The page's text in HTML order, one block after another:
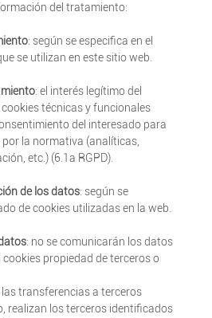
del tratamiento:
: según se especifica en el
se utilizan en este sitio web.
: el interés legítimo del
técnicas y funcionales
del interesado para
la normativa (analíticas,
etc.) (6.1a RGPD).
de los datos: según se
de cookies utilizadas en la web.
: no se comunicarán los datos
propiedad de terceros o
transferencias a terceros
realizan los terceros identificados